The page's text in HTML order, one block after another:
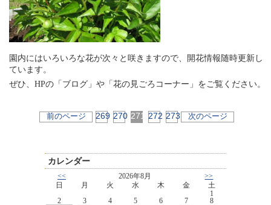
園内にはいろいろな花が次々と咲きますので、開花情報随時更新し
ています。
ぜひ、HPの「ブログ」や「花の見ごろコーナー」をご覧ください。
前のページ 269 270 271 272 273 次のページ
カレンダー
<< 2026年8月
>>
日
月 火 水 木 金
土
1
2
3 4 5 6 7
8